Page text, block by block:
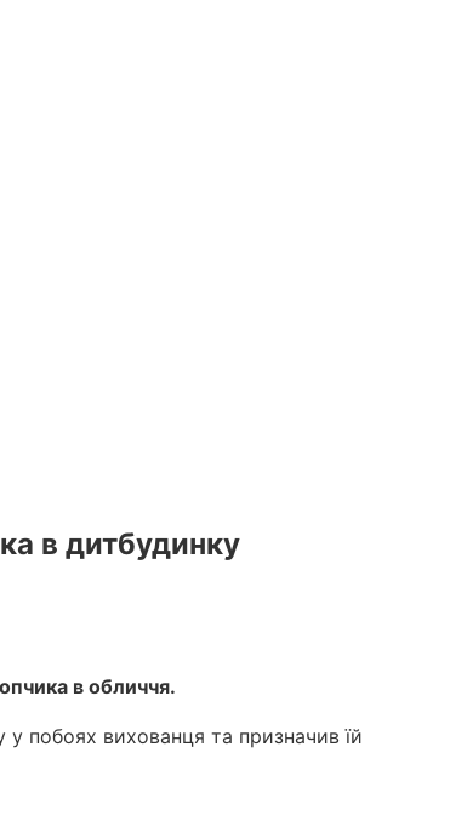
в дитбудинку
в обличчя.
побоях вихованця та призначив їй